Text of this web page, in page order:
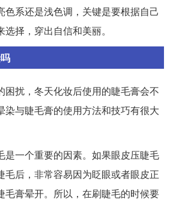
色系还是浅色调，关键是要根据自己
择，穿出自信和美丽。
困扰，冬天化妆后使用的睫毛膏会不
染与睫毛膏的使用方法和技巧有很大
是一个重要的因素。如果眼皮压睫毛
毛后，非常容易因为眨眼或者眼皮正
毛膏晕开。所以，在刷睫毛的时候要